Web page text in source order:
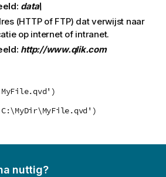
data\
(HTTPof FTP) dat verwijst naar
op internet of intranet.
http://www.qlik.com
nuttig?